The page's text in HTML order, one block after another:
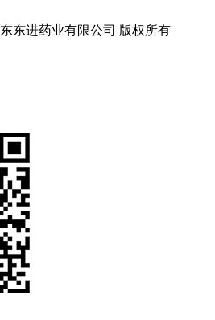
东进药业有限公司 版权所有